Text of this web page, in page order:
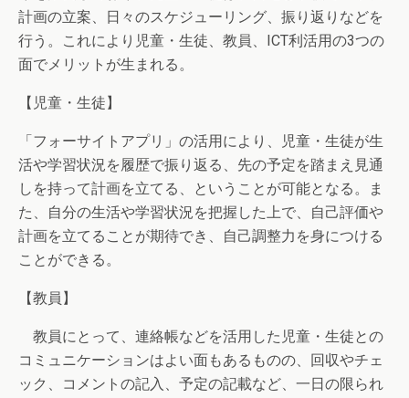
計画の立案、日々のスケジューリング、振り返りなどを
行う。これにより児童・生徒、教員、ICT利活用の3つの
面でメリットが生まれる。
【児童・生徒】
「フォーサイトアプリ」の活用により、児童・生徒が生
活や学習状況を履歴で振り返る、先の予定を踏まえ見通
しを持って計画を立てる、ということが可能となる。ま
た、自分の生活や学習状況を把握した上で、自己評価や
計画を立てることが期待でき、自己調整力を身につける
ことができる。
【教員】
教員にとって、連絡帳などを活用した児童・生徒との
コミュニケーションはよい面もあるものの、回収やチェ
ック、コメントの記入、予定の記載など、一日の限られ